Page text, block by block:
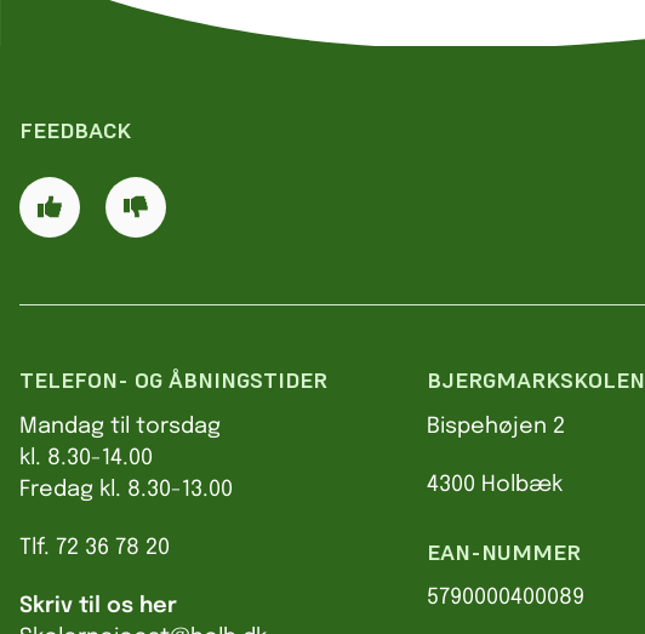
FEEDBACK
TELEFON- OG ÅBNINGSTIDER
Mandag til torsdag
kl. 8.30-14.00
Fredag kl. 8.30-13.00
Tlf. 72 36 78 20
Skriv til os her
BJERGMARKSKOLEN
Bispehøjen 2
4300 Holbæk
EAN-NUMMER
5790000400089